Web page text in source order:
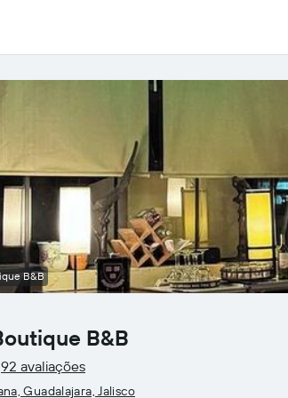
B&B
92 avaliações
Guadalajara, Jalisco
B&B